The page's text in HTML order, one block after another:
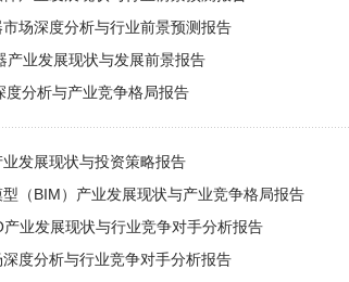
场深度分析与行业前景预测报告
产业发展现状与发展前景报告
分析与产业竞争格局报告
发展现状与投资策略报告
（BIM）产业发展现状与产业竞争格局报告
业发展现状与行业竞争对手分析报告
度分析与行业竞争对手分析报告